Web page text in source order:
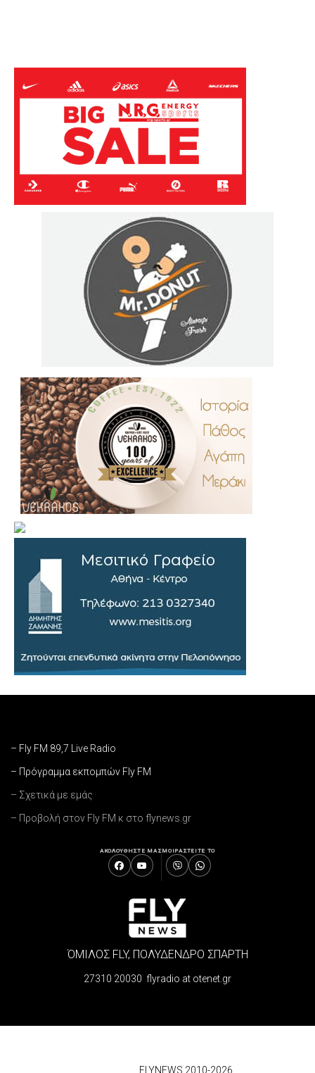
– Fly FM 89,7 Live Radio
– Πρόγραμμα εκπομπών Fly FM
– Σχετικά με εμάς
– Προβολή στον Fly FM κ στο flynews.gr
ΑΚΟΛΟΥΘΗΣΤΕ ΜΑΣΜΟΙΡΑΣΤΕΙΤΕ ΤΟ
ΌΜΙΛΟΣ FLY, ΠΟΛΥΔΕΝΔΡΟ ΣΠΑΡΤΗ
27310 20030 flyradio at otenet.gr
FLYNEWS 2010-2026